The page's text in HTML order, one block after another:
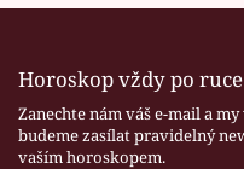
Horoskop vždy po ruce
Zanechte nám váš e-mail a
budeme zasílat pravidelný
vaším horoskopem.